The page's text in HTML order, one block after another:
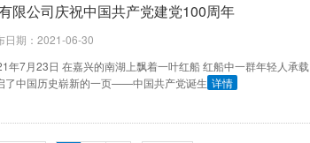
限公司庆祝中国共产党建党100周年
日期：2021-06-30
年7月23日 在嘉兴的南湖上飘着一叶红船 红船中一群年轻人承
了中国历史崭新的一页——中国共产党诞生 详情